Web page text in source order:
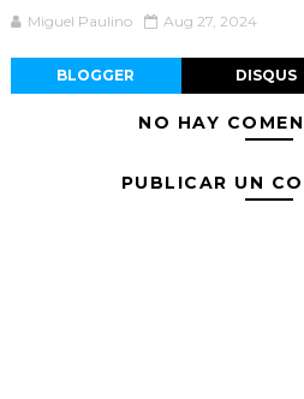
Miguel Paulino Aug 27, 2024
BLOGGER DISQUS
NO HAY
PUBLICAR UN